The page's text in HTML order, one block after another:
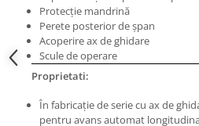
Masini pneumatice de filetat
Masini electrice de filetat
Exhaustor pentru aschii metal
Masini de gaurit cu talpa
Instalatii de spalare a pieselor
Protecţie mandrină
Perete posterior de şpan
Acoperire ax de ghidare
Scule de operare
Proprietati:
În fabricaţie de serie cu ax de
pentru avans automat